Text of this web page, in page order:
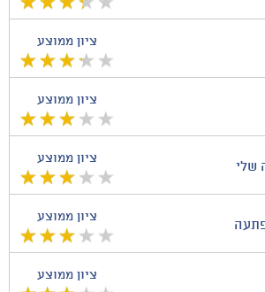
ציון ממוצע
ציון ממוצע
ציון ממוצע
ציון ממוצע
ציון ממוצע